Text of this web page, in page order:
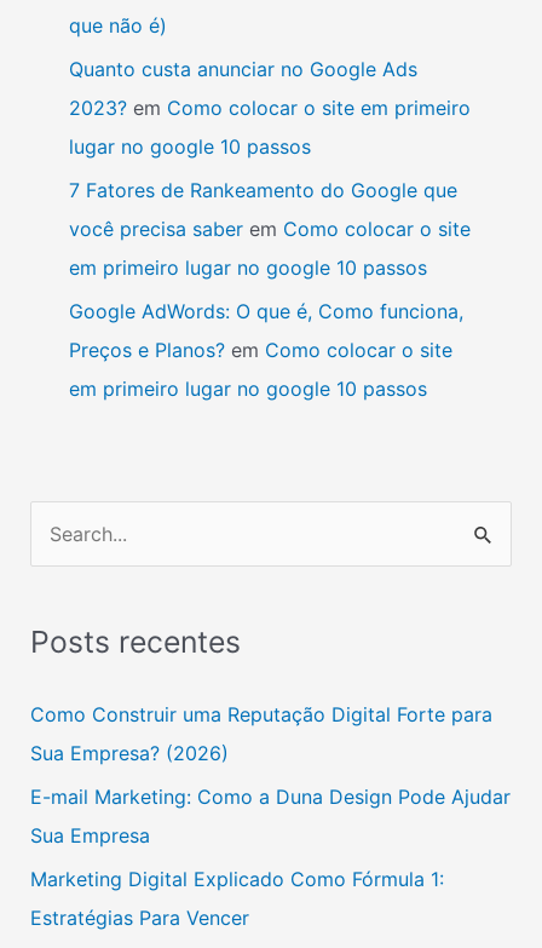
que não é)
Quanto custa anunciar no Google Ads
2023?em Como colocar o site em primeiro
lugar no google 10 passos
7 Fatores de Rankeamento do Google que
você precisa saberem Como colocar o site
em primeiro lugar no google 10 passos
Google AdWords: O que é, Como funciona,
Preços e Planos?em Como colocar o site
em primeiro lugar no google 10 passos
q
a
r
p
o
Posts recentes
Como Construir uma Reputação Digital Forte para
Sua Empresa? (2026)
E-mail Marketing: Como a Duna Design Pode Ajudar
Sua Empresa
Marketing Digital Explicado Como Fórmula 1:
Estratégias Para Vencer